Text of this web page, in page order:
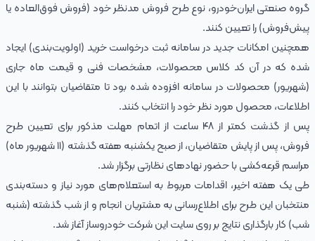
گروه صنعتی ایران‌خودرو، نوع طرح فروش مدنظر خود (فروش فوق‌العاده یا
پیش‌فروش) را تعیین کنند.
همچنین امکانات جدید در سامانه ثبت درخواست خرید (اولویت‌بندی) ایجاد
شده که در آن کد کلاس محصولات، مشخصات فنی و قیمت ماه جاری
(شهریور) محصولات در سامانه افزوده شده بود تا متقاضیان بتوانند با این
اطلاعات، محصول مورد نظر خود را انتخاب کنند.
پس از گذشت کمتر از ۴۸ ساعت از اتمام مهلت مذکور برای تعیین طرح
فروش، پس از پایش متقاضیان، از صبح یکشنبه هفته گذشته (۱۱ شهریور ماه)
مراسم قرعه‌کشی با حضور نهادهای نظارتی برگزار شد.
طی یک هفته اخیر، اقدامات مربوط به استعلام‌های مورد نیاز و دسته‌بندی
منتخبان این طرح برای اطلاع‌رسانی به مشتریان انجام و از شب گذشته (شنبه
شب) کار بارگذاری نتایج بر روی سایت این شرکت خودروساز آغاز شد.